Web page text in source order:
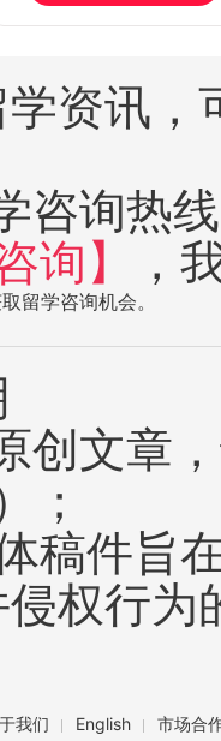
资讯
咨询热
询】 ，
留学咨询机会。
创文章
；
稿件旨
权行为
我们 English 市场合